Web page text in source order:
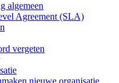
algemeen
Agreement (SLA)
vergeten
nieuwe organisatie